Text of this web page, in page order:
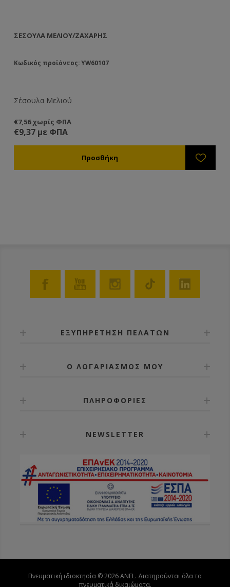
ΣΈΣΟΥΛΑ ΜΕΛΙΟΎ/ΖΆΧΑΡΗΣ
Κωδικός προϊόντος: YW60107
Σέσουλα Μελιού
€7,56 χωρίς ΦΠΑ
€9,37 με ΦΠΑ
ΕΞΥΠΗΡΕΤΗΣΗ ΠΕΛΑΤΩΝ
Ο ΛΟΓΑΡΙΑΣΜΟΣ ΜΟΥ
ΠΛΗΡΟΦΟΡΙΕΣ
NEWSLETTER
Πνευματική ιδιοκτησία © 2026 ANEL. Διατηρούνται όλα τα
πνευματικά δικαιώματα.